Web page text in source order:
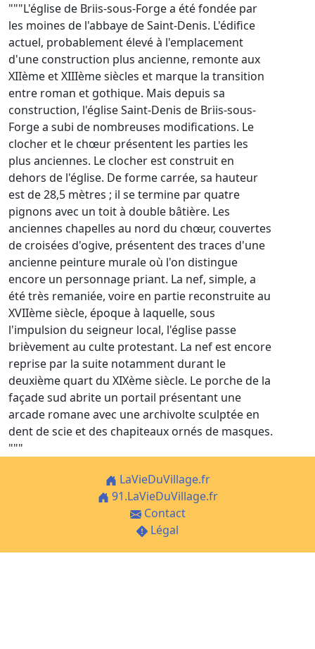
"""L'église de Briis-sous-Forge a été fondée par
les moines de l'abbaye de Saint-Denis. L'édifice
actuel, probablement élevé à l'emplacement
d'une construction plus ancienne, remonte aux
XIIème et XIIIème siècles et marque la transition
entre roman et gothique. Mais depuis sa
construction, l'église Saint-Denis de Briis-sous-
Forge a subi de nombreuses modifications. Le
clocher et le chœur présentent les parties les
plus anciennes. Le clocher est construit en
dehors de l'église. De forme carrée, sa hauteur
est de 28,5 mètres ; il se termine par quatre
pignons avec un toit à double bâtière. Les
anciennes chapelles au nord du chœur, couvertes
de croisées d'ogive, présentent des traces d'une
ancienne peinture murale où l'on distingue
encore un personnage priant. La nef, simple, a
été très remaniée, voire en partie reconstruite au
XVIIème siècle, époque à laquelle, sous
l'impulsion du seigneur local, l'église passe
brièvement au culte protestant. La nef est encore
reprise par la suite notamment durant le
deuxième quart du XIXème siècle. Le porche de la
façade sud abrite un portail présentant une
arcade romane avec une archivolte sculptée en
dent de scie et des chapiteaux ornés de masques.
"""
LaVieDuVillage.fr
91.LaVieDuVillage.fr
Contact
Légal